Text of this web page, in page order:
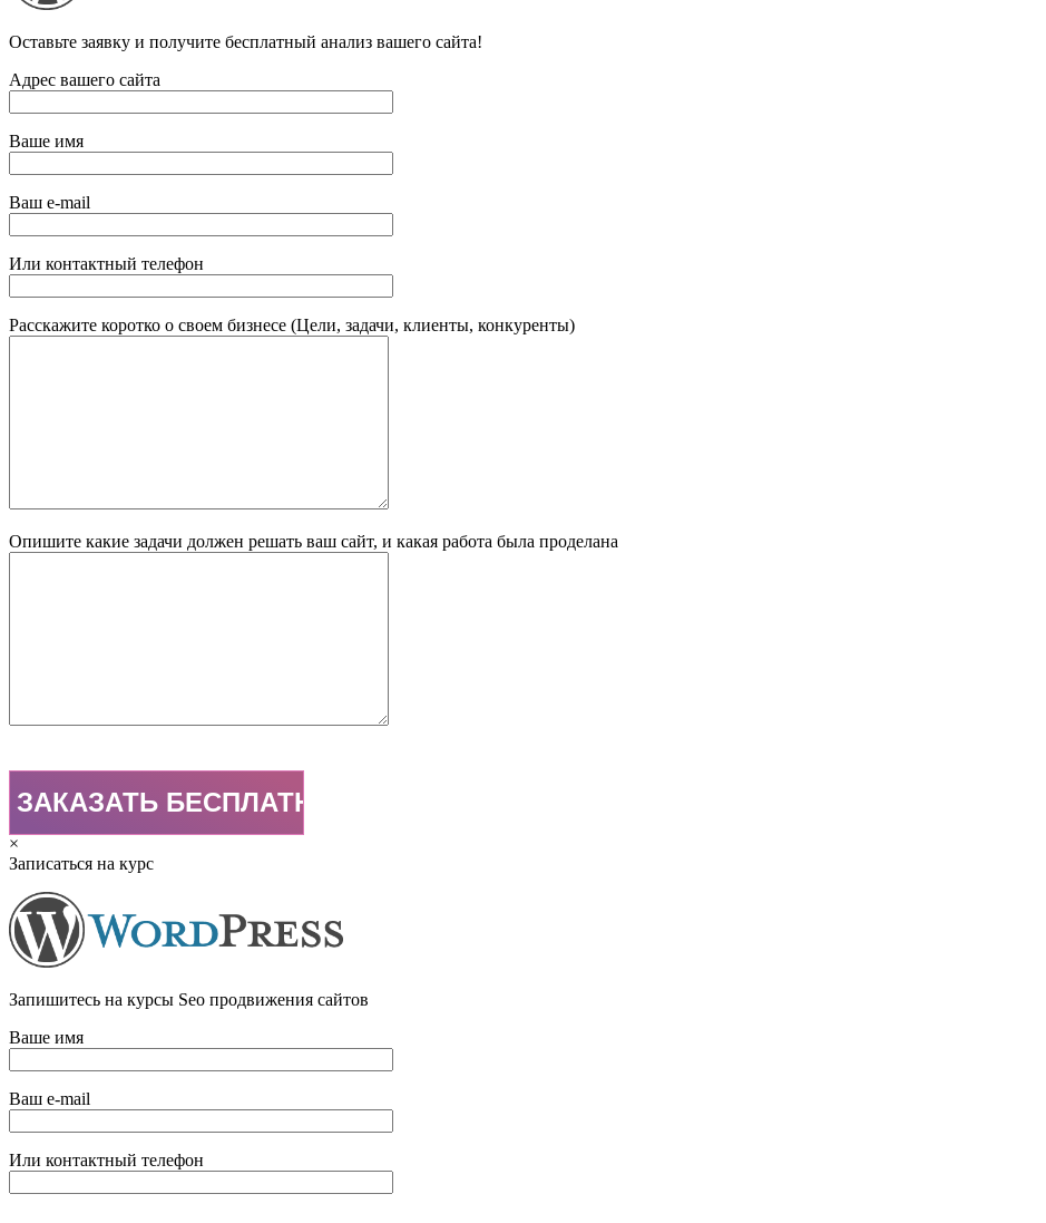
Оставьте заявку и получите бесплатный анализ вашего сайта!
Адрес вашего сайта
Ваше имя
Ваш e-mail
Или контактный телефон
Расскажите коротко о своем бизнесе (Цели, задачи, клиенты, конкуренты)
Опишите какие задачи должен решать ваш сайт, и какая работа была проделана
×
Записаться на курс
Запишитесь на курсы Seo продвижения сайтов
Ваше имя
Ваш e-mail
Или контактный телефон